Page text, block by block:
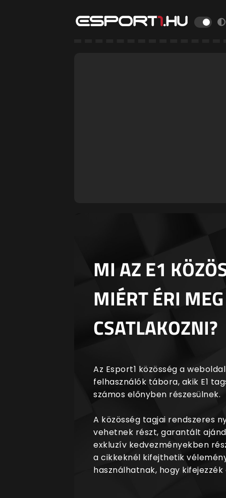
MI AZ E1
MIÉRT ÉRI MEG
CSATLAKOZNI?
Az Esport1 közösség a
felhasználók tábora, akik E1
számos előnyben részesülnek.
A közösség tagjai rendszeres
vehetnek részt, garantált
exkluzív kedvezményekben
a cikkeknél kifejthetik
használhatnak, hogy